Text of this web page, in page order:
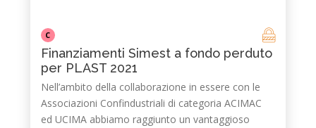
C
Finanziamenti Simest a fondo perduto
per PLAST 2021
Nell’ambito della collaborazione in essere con le
Associazioni Confindustriali di categoria ACIMAC
ed UCIMA abbiamo raggiunto un vantaggioso